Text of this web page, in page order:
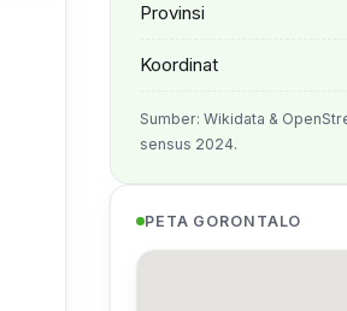
Provinsi
Koordinat
Sumber: Wikidata &
sensus 2024.
PETA GORONTALO